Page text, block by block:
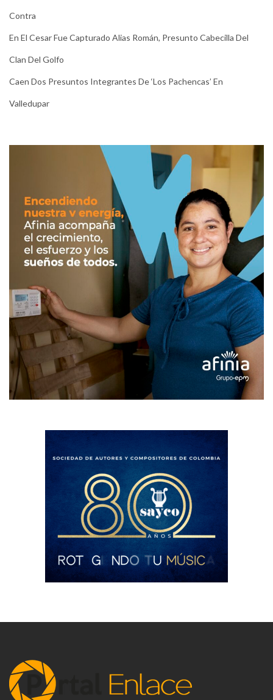
Contra
En El Cesar Fue Capturado Alias Román, Presunto Cabecilla Del
Clan Del Golfo
Caen Dos Presuntos Integrantes De ‘Los Pachencas’ En
Valledupar